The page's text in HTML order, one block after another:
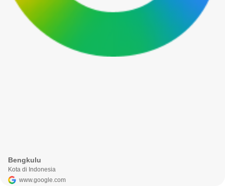
Bengkulu
Kota di Indonesia
www.google.com